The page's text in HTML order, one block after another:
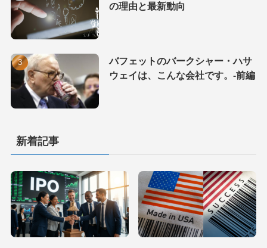
の理由と最新動向
バフェットのバークシャー・ハサ
ウェイは、こんな会社です。-前編
新着記事